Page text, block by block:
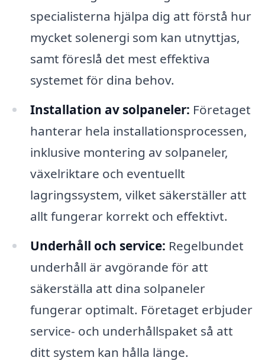
specialisterna hjälpa dig att förstå hur
mycket solenergi som kan utnyttjas,
samt föreslå det mest effektiva
systemet för dina behov.
Installation av solpaneler: Företaget
hanterar hela installationsprocessen,
inklusive montering av solpaneler,
växelriktare och eventuellt
lagringssystem, vilket säkerställer att
allt fungerar korrekt och effektivt.
Underhåll och service: Regelbundet
underhåll är avgörande för att
säkerställa att dina solpaneler
fungerar optimalt. Företaget erbjuder
service- och underhållspaket så att
ditt system kan hålla länge.